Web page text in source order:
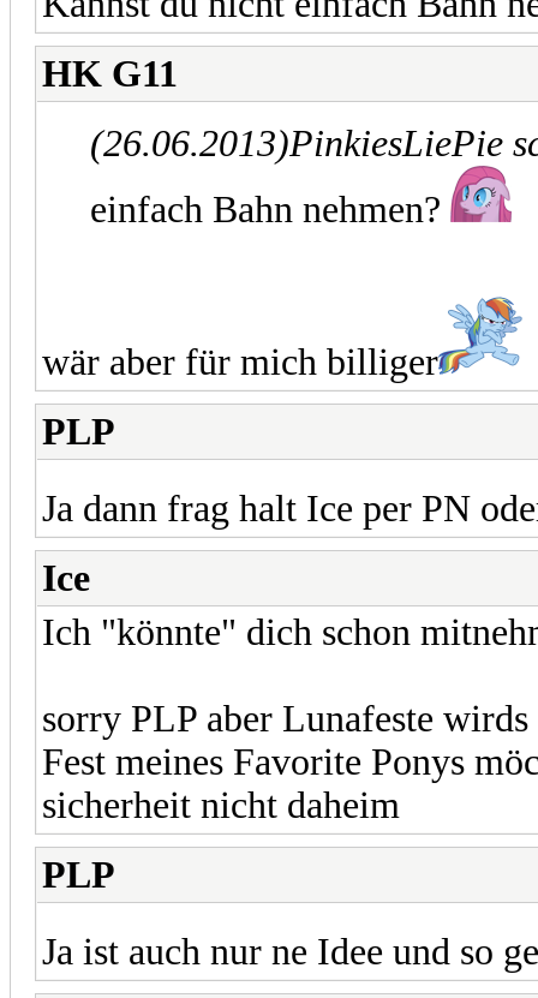
HK G11
(26.06.2013)PinkiesLiePie
einfach Bahn nehmen?
wär aber für mich billiger
PLP
Ja dann frag halt Ice per PN
Ice
Ich "könnte" dich schon
sorry PLP aber Lunafeste
Fest meines Favorite Ponys
sicherheit nicht daheim
PLP
Ja ist auch nur ne Idee und so